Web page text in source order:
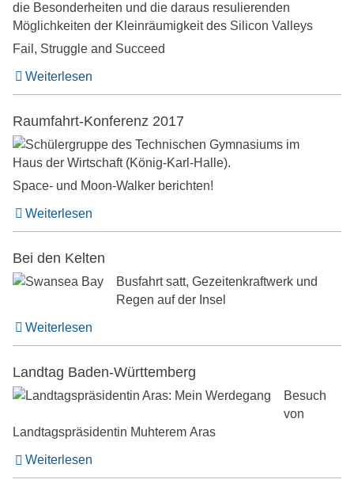
Fail, Struggle and Succeed
Weiterlesen
Raumfahrt-Konferenz 2017
Space- und Moon-Walker berichten!
Weiterlesen
Bei den Kelten
Busfahrt satt, Gezeitenkraftwerk und
Regen auf der Insel
Weiterlesen
Landtag Baden-Württemberg
Besuch
von
Landtagspräsidentin Muhterem Aras
Weiterlesen